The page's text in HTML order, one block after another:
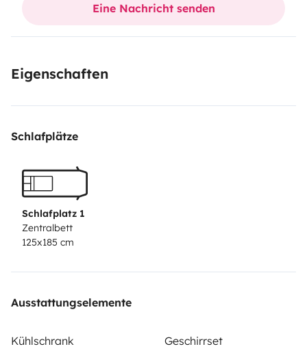
Eine Nachricht senden
Eigenschaften
Schlafplätze
Schlafplatz 1
Zentralbett
125x185 cm
Ausstattungselemente
Kühlschrank Geschirrset